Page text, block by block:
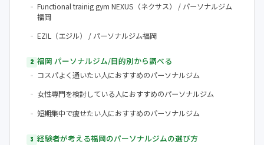
Functional trainig gym NEXUS（ネクサス） / パーソナルジム
福岡
EZIL（エジル） / パーソナルジム福岡
福岡 パーソナルジム/目的別から調べる
コスパよく通いたい人におすすめのパーソナルジム
女性専門を検討している人におすすめのパーソナルジム
短期集中で痩せたい人におすすめのパーソナルジム
経験者が考える福岡のパーソナルジムの選び方